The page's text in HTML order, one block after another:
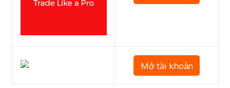
Mở tài khoản